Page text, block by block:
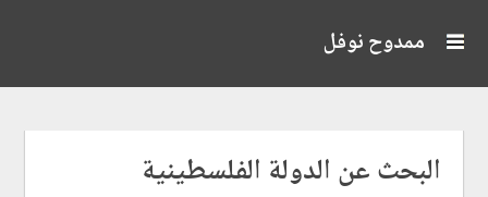
ممدوح نوفل
البحث عن الدولة الفلسطينية